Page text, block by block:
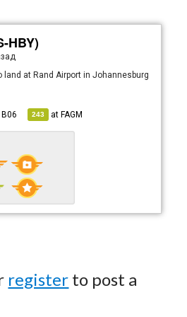
HBY)
at Rand Airport in Johannesburg
B06 243 atFAGM
register to post a